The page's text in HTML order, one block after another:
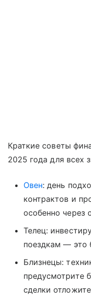
Краткие советы
2025 года для всех
Овен: день
контрактов и
особенно через
Телец:
поездкам — это
Близнецы:
предусмотрите
сделки